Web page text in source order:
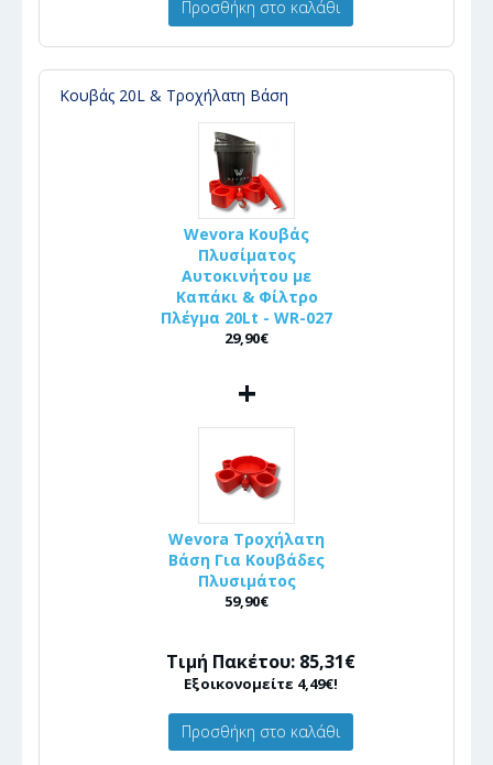
Προσθήκη στο καλάθι
Κουβάς 20L & Τροχήλατη Βάση
Wevora Κουβάς
Πλυσίματος
Αυτοκινήτου με
Καπάκι & Φίλτρο
Πλέγμα 20Lt - WR-027
29,90€
+
Wevora Τροχήλατη
Βάση Για Κουβάδες
Πλυσιμάτος
59,90€
Τιμή Πακέτου: 85,31€
Εξοικονομείτε 4,49€!
Προσθήκη στο καλάθι